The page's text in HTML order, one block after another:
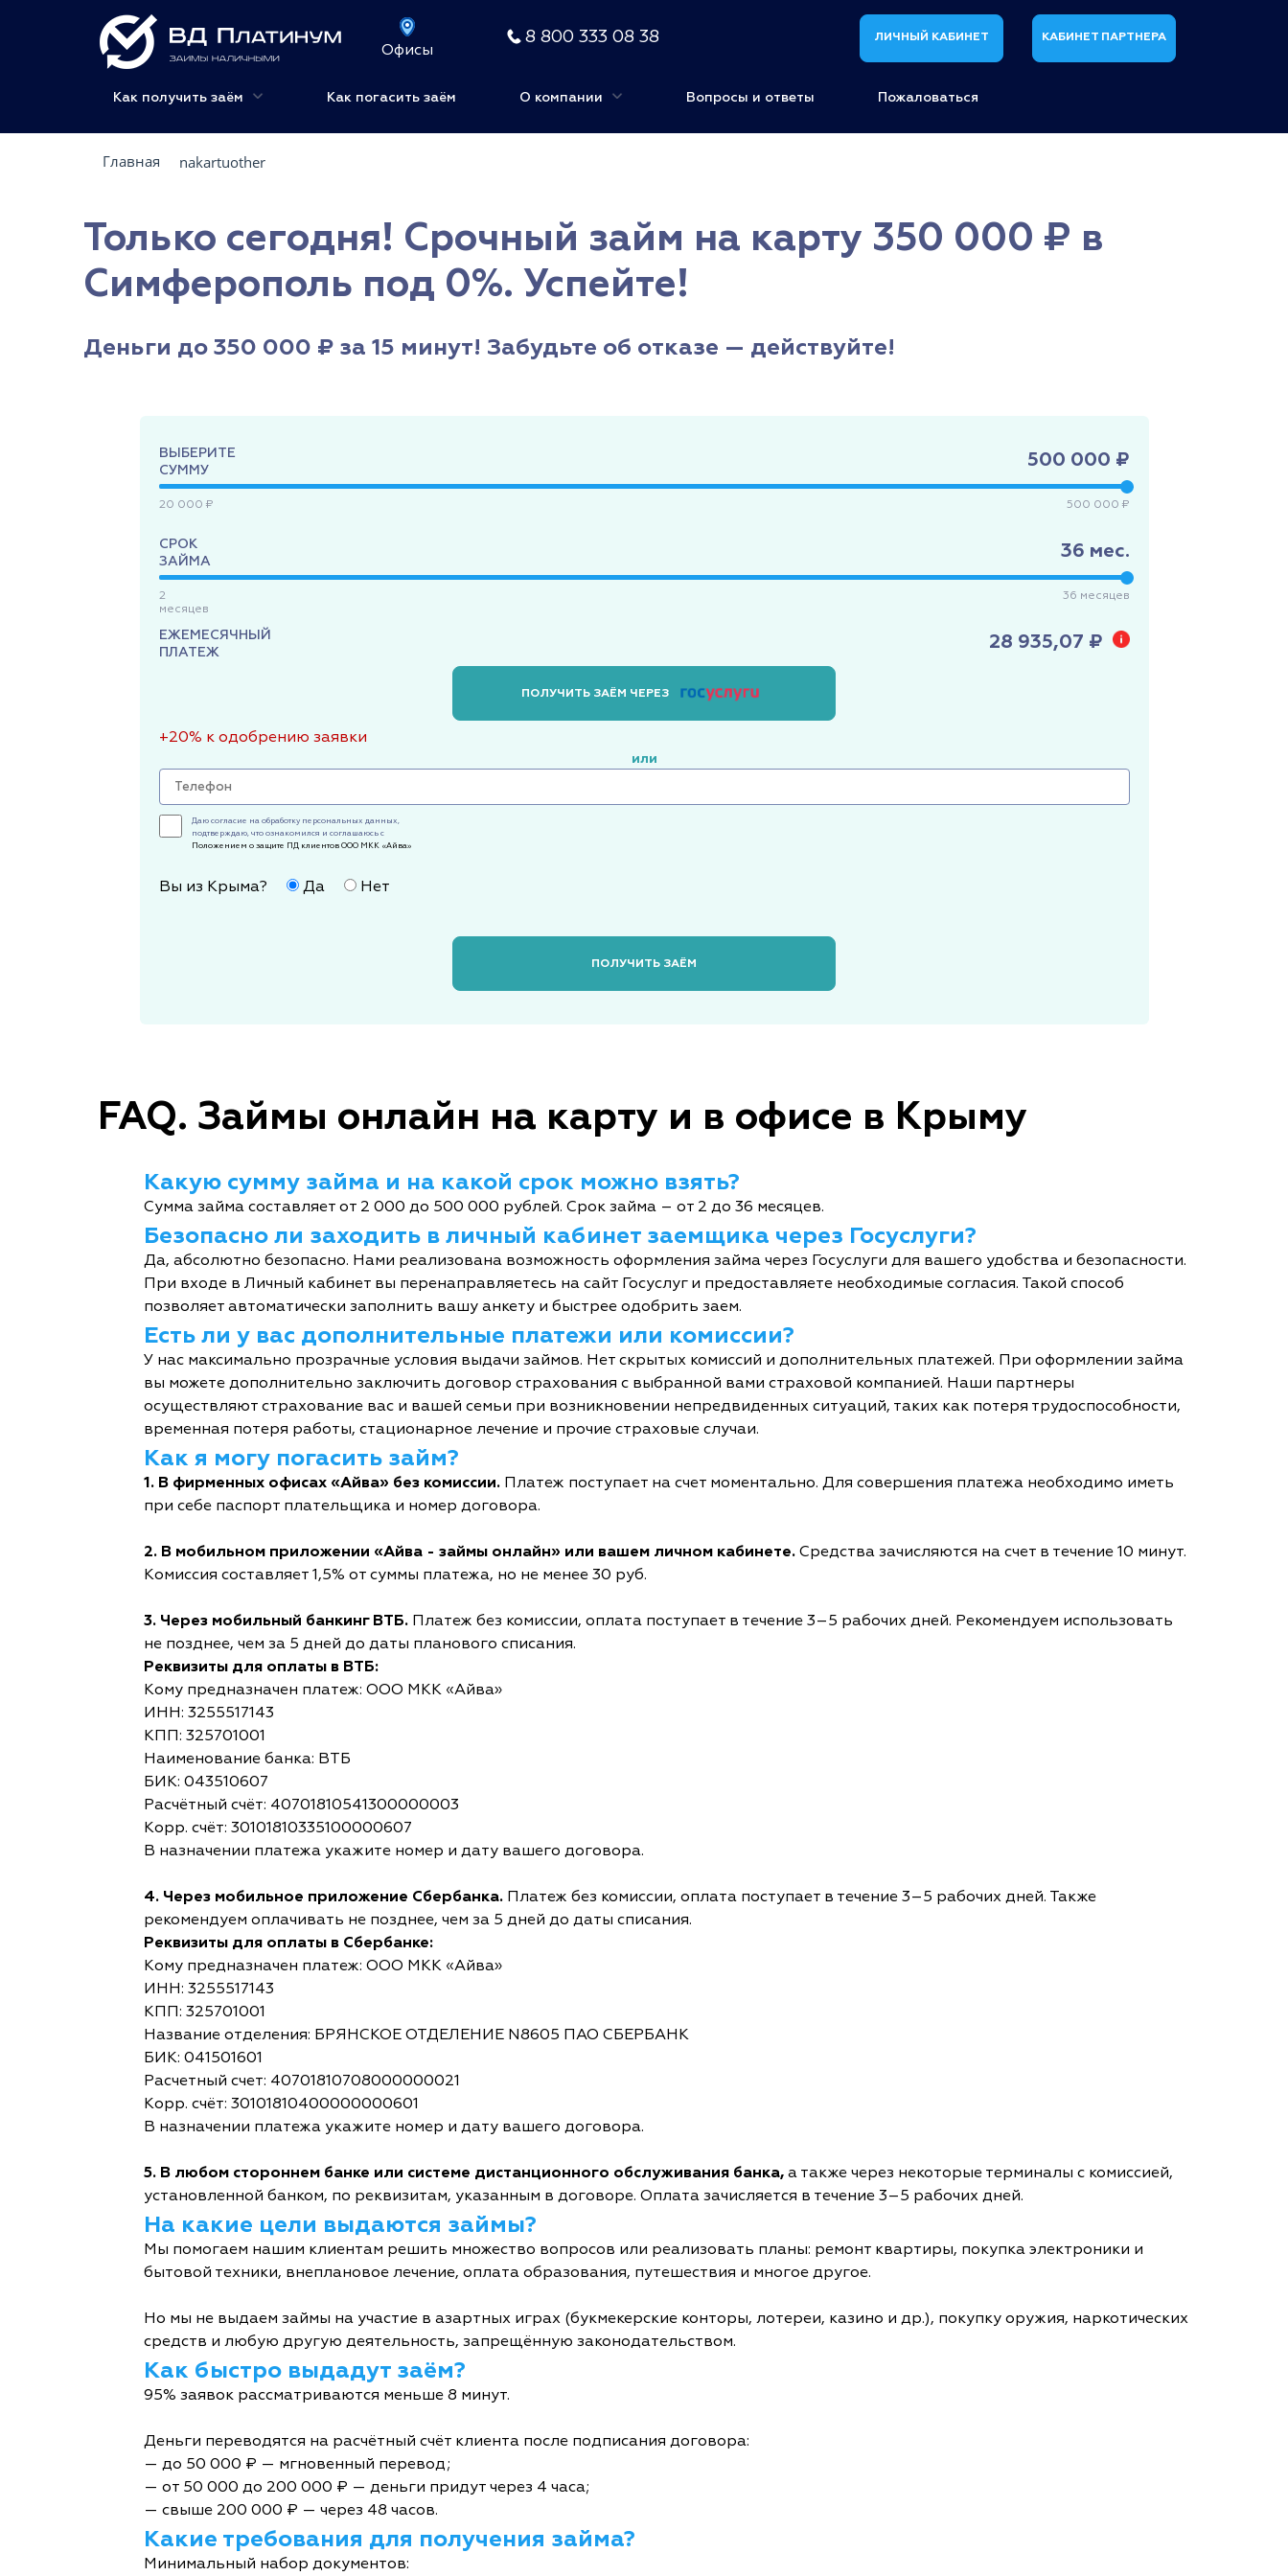
Офисы
8 800 333 08 38 ЛИЧНЫЙ КАБИНЕТ КАБИНЕТ ПАРТНЕРА
Как получить заём Как погасить заём О компании Вопросы и ответы Пожаловаться
Главная nakartuother
Только сегодня! Срочный займ на карту 350 000 ₽ в
Симферополь под 0%. Успейте!
Деньги до 350 000 ₽ за 15 минут! Забудьте об отказе — действуйте!
ВЫБЕРИТЕ
СУММУ
500 000 ₽
20 000 ₽ 500 000 ₽
СРОК
ЗАЙМА
36 мес.
2
месяцев
36 месяцев
ЕЖЕМЕСЯЧНЫЙ
ПЛАТЕЖ
28 935,07 ₽
ПОЛУЧИТЬ ЗАЁМ ЧЕРЕЗ
+20% к одобрению заявки
или
Даю согласие на обработку персональных данных,
подтверждаю, что ознакомился и соглашаюсь с
Положением о защите ПД клиентов ООО МКК «Айва»
Вы из Крыма? Да Нет
ПОЛУЧИТЬ ЗАЁМ
FAQ. Займы онлайн на карту и в офисе в Крыму
Какую сумму займа и на какой срок можно взять?
Сумма займа составляет от 2 000 до 500 000 рублей. Срок займа – от 2 до 36 месяцев.
Безопасно ли заходить в личный кабинет заемщика через Госуслуги?
Да, абсолютно безопасно. Нами реализована возможность оформления займа через Госуслуги для вашего удобства и безопасности.
При входе в Личный кабинет вы перенаправляетесь на сайт Госуслуг и предоставляете необходимые согласия. Такой способ
позволяет автоматически заполнить вашу анкету и быстрее одобрить заем.
Есть ли у вас дополнительные платежи или комиссии?
У нас максимально прозрачные условия выдачи займов. Нет скрытых комиссий и дополнительных платежей. При оформлении займа
вы можете дополнительно заключить договор страхования с выбранной вами страховой компанией. Наши партнеры
осуществляют страхование вас и вашей семьи при возникновении непредвиденных ситуаций, таких как потеря трудоспособности,
временная потеря работы, стационарное лечение и прочие страховые случаи.
Как я могу погасить займ?
1. В фирменных офисах «Айва» без комиссии. Платеж поступает на счет моментально. Для совершения платежа необходимо иметь
при себе паспорт плательщика и номер договора.
2. В мобильном приложении «Айва - займы онлайн» или вашем личном кабинете. Средства зачисляются на счет в течение 10 минут.
Комиссия составляет 1,5% от суммы платежа, но не менее 30 руб.
3. Через мобильный банкинг ВТБ. Платеж без комиссии, оплата поступает в течение 3–5 рабочих дней. Рекомендуем использовать
не позднее, чем за 5 дней до даты планового списания.
Реквизиты для оплаты в ВТБ:
Кому предназначен платеж: ООО МКК «Айва»
ИНН: 3255517143
КПП: 325701001
Наименование банка: ВТБ
БИК: 043510607
Расчётный счёт: 40701810541300000003
Корр. счёт: 30101810335100000607
В назначении платежа укажите номер и дату вашего договора.
4. Через мобильное приложение Сбербанка. Платеж без комиссии, оплата поступает в течение 3–5 рабочих дней. Также
рекомендуем оплачивать не позднее, чем за 5 дней до даты списания.
Реквизиты для оплаты в Сбербанке:
Кому предназначен платеж: ООО МКК «Айва»
ИНН: 3255517143
КПП: 325701001
Название отделения: БРЯНСКОЕ ОТДЕЛЕНИЕ N8605 ПАО СБЕРБАНК
БИК: 041501601
Расчетный счет: 40701810708000000021
Корр. счёт: 30101810400000000601
В назначении платежа укажите номер и дату вашего договора.
5. В любом стороннем банке или системе дистанционного обслуживания банка, а также через некоторые терминалы с комиссией,
установленной банком, по реквизитам, указанным в договоре. Оплата зачисляется в течение 3–5 рабочих дней.
На какие цели выдаются займы?
Мы помогаем нашим клиентам решить множество вопросов или реализовать планы: ремонт квартиры, покупка электроники и
бытовой техники, внеплановое лечение, оплата образования, путешествия и многое другое.
Но мы не выдаем займы на участие в азартных играх (букмекерские конторы, лотереи, казино и др.), покупку оружия, наркотических
средств и любую другую деятельность, запрещённую законодательством.
Как быстро выдадут заём?
95% заявок рассматриваются меньше 8 минут.
Деньги переводятся на расчётный счёт клиента после подписания договора:
— до 50 000 ₽ — мгновенный перевод;
— от 50 000 до 200 000 ₽ — деньги придут через 4 часа;
— свыше 200 000 ₽ — через 48 часов.
Какие требования для получения займа?
Минимальный набор документов: